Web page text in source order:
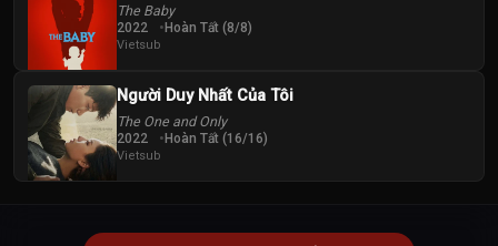
The Baby
2022 Hoàn Tất (8/8)
Vietsub
Người Duy Nhất Của Tôi
The One and Only
2022 Hoàn Tất (16/16)
Vietsub